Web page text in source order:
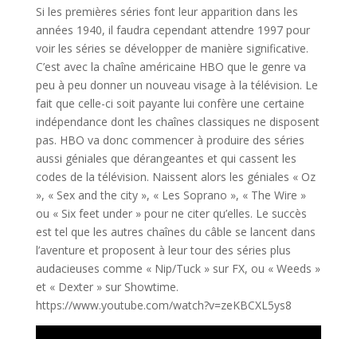
Si les premières séries font leur apparition dans les
années 1940, il faudra cependant attendre 1997 pour
voir les séries se développer de manière significative.
C’est avec la chaîne américaine HBO que le genre va
peu à peu donner un nouveau visage à la télévision. Le
fait que celle-ci soit payante lui confère une certaine
indépendance dont les chaînes classiques ne disposent
pas. HBO va donc commencer à produire des séries
aussi géniales que dérangeantes et qui cassent les
codes de la télévision. Naissent alors les géniales « Oz
», « Sex and the city », « Les Soprano », « The Wire »
ou « Six feet under » pour ne citer qu’elles. Le succès
est tel que les autres chaînes du câble se lancent dans
l’aventure et proposent à leur tour des séries plus
audacieuses comme « Nip/Tuck » sur FX, ou « Weeds »
et « Dexter » sur Showtime.
https://www.youtube.com/watch?v=zeKBCXL5ys8